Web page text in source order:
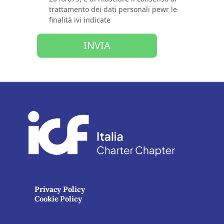
trattamento dei dati personali pewr le
finalità ivi indicate
INVIA
Privacy Policy
Cookie Policy